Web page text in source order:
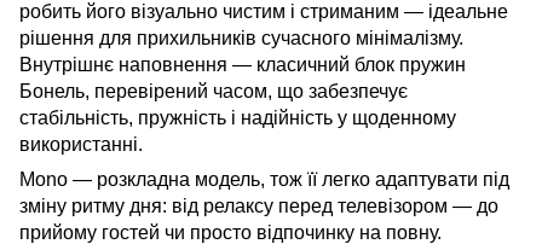
робить його візуально чистим і стриманим — ідеальне
рішення для прихильників сучасного мінімалізму.
Внутрішнє наповнення — класичний блок пружин
Бонель, перевірений часом, що забезпечує
стабільність, пружність і надійність у щоденному
використанні.
Mono — розкладна модель, тож її легко адаптувати під
зміну ритму дня: від релаксу перед телевізором — до
прийому гостей чи просто відпочинку на повну.